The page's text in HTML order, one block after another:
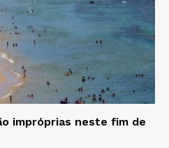
impróprias neste fim de